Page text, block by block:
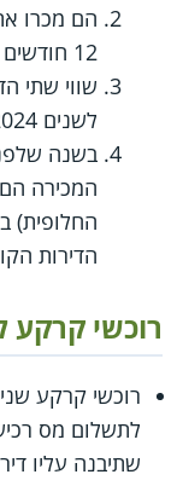
הם מכרו
12 חודשים מהיום שבו מכרו את הדירה הראשונה.
לשנים 2027-2024.
בשנה
המכירה
הדירות
רוכשי קרקע
רוכשי קרקע
שתיבנה עליו